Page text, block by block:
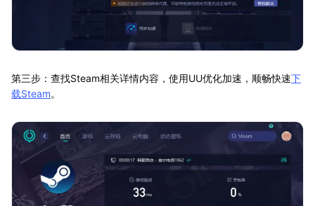
第三步：查找Steam相关详情内容，使用UU优化加速，顺畅快速下
载Steam。